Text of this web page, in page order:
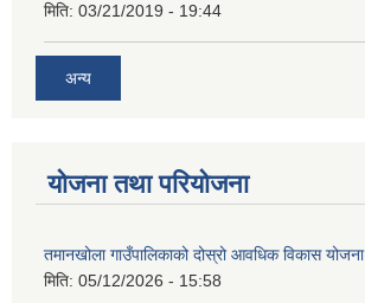
मिति: 03/21/2019 - 19:44
अन्य
योजना तथा परियोजना
तमानखोला गाउँपालिकाको दोस्रो आवधिक विकास योजना
मिति: 05/12/2026 - 15:58